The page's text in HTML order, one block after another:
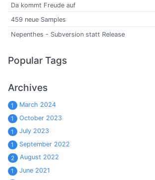
Da kommt Freude auf
459 neue Samples
Nepenthes - Subversion statt Release
Popular Tags
Archives
1
March 2024
1
October 2023
1
July 2023
1
September 2022
2
August 2022
1
June 2021